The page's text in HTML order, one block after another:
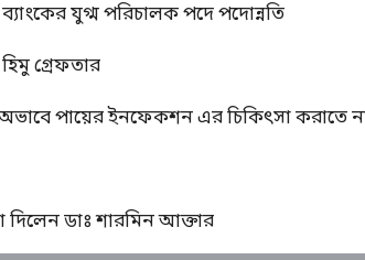
যুগ্ম পরিচালক পদে পদোন্নতি
গ্রেফতার
পায়ের ইনফেকশন এর চিকিৎসা করাতে
দিলেন ডাঃ শারমিন আক্তার